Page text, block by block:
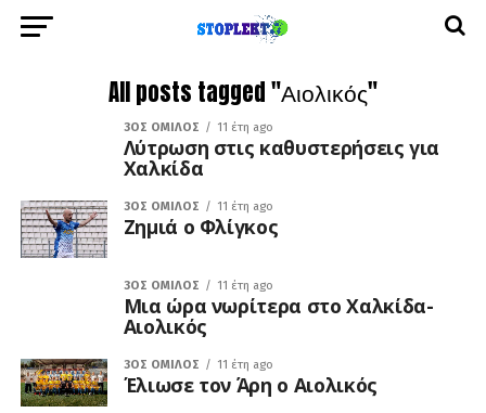
All posts tagged "Αιολικός"
3ΟΣ ΌΜΙΛΟΣ 11 έτη ago
Λύτρωση στις καθυστερήσεις για
Χαλκίδα
3ΟΣ ΌΜΙΛΟΣ 11 έτη ago
Ζημιά ο Φλίγκος
3ΟΣ ΌΜΙΛΟΣ 11 έτη ago
Μια ώρα νωρίτερα στο Χαλκίδα-
Αιολικός
3ΟΣ ΌΜΙΛΟΣ 11 έτη ago
Έλιωσε τον Άρη ο Αιολικός